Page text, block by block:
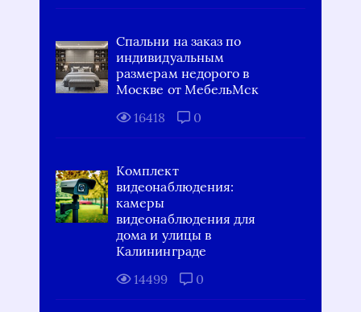
Спальни на заказ по
индивидуальным
размерам недорого в
Москве от МебельМск
16418
0
Комплект
видеонаблюдения:
камеры
видеонаблюдения для
дома и улицы в
Калининграде
14499
0